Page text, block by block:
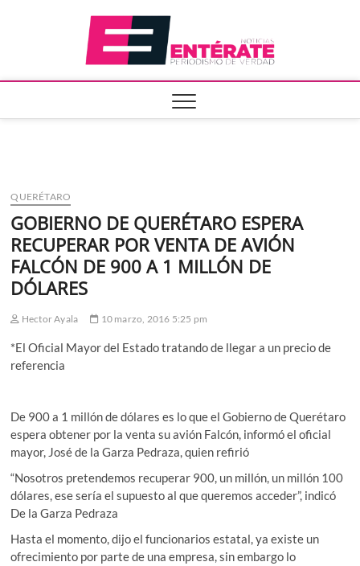
QUERÉTARO
GOBIERNO DE QUERÉTARO ESPERA
RECUPERAR POR VENTA DE AVIÓN
FALCÓN DE 900 A 1 MILLÓN DE
DÓLARES
Hector Ayala 10 marzo, 2016 5:25 pm
*El Oficial Mayor del Estado tratando de llegar a un precio de
referencia
De 900 a 1 millón de dólares es lo que el Gobierno de Querétaro
espera obtener por la venta su avión Falcón, informó el oficial
mayor, José de la Garza Pedraza, quien refirió
“Nosotros pretendemos recuperar 900, un millón, un millón 100
dólares, ese sería el supuesto al que queremos acceder”, indicó
De la Garza Pedraza
Hasta el momento, dijo el funcionarios estatal, ya existe un
ofrecimiento por parte de una empresa, sin embargo lo